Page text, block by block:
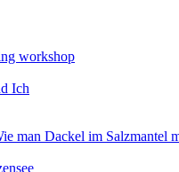
workshop
Ich
man Dackel im Salzmantel